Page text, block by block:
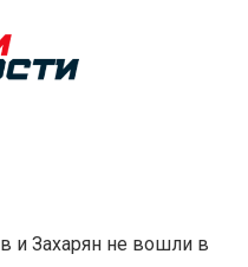
и Захарян не вошли в